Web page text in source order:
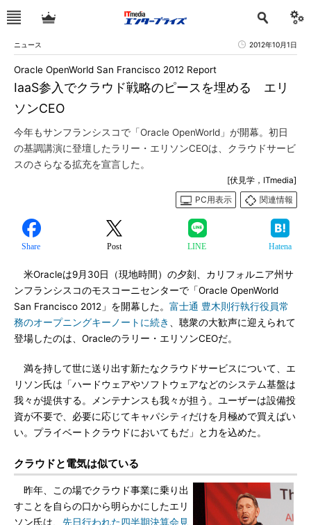
ニュース 2012年10月1日
IaaS参入でクラウド戦略のピースを埋める エリ
ソンCEO
Oracle OpenWorld San Francisco 2012 Report
今年もサンフランシスコで「Oracle OpenWorld」が開幕。初日
の基調講演に登壇したラリー・エリソンCEOは、クラウドサービ
スのさらなる拡充を宣言した。
[伏見学，ITmedia]
PC用表示
関連情報
Share Post LINE Hatena
米Oracleは9月30日（現地時間）の夕刻、カリフォルニア州サ
ンフランシスコのモスコーニセンターで「Oracle OpenWorld
San Francisco 2012」を開幕した。 富士通 豊木則行執行役員常
務のオープニングキーノートに続き
、聴衆の大歓声に迎えられて
登場したのは、Oracleのラリー・エリソンCEOだ。
満を持して世に送り出す新たなクラウドサービスについて、エ
リソン氏は「ハードウェアやソフトウェアなどのシステム基盤は
我々が提供する。メンテナンスも我々が担う。ユーザーは設備投
資が不要で、必要に応じてキャパシティだけを月極めで買えばい
い。プライベートクラウドにおいてもだ」と力を込めた。
クラウドと電気は似ている
昨年、この場でクラウド事業に乗り出
すことを自らの口から明らかにしたエリ
ソン氏は、 先日行われた四半期決算会見